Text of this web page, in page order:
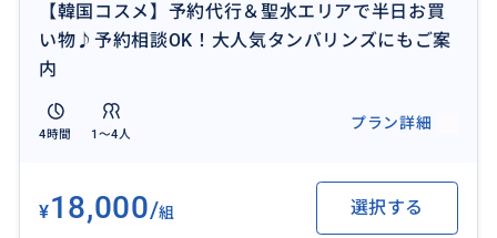
て先にご予約します。
※予約可能な時間：11:00〜1時間ごと *19:00〜が最
終予約時間
※営業時間：10:30〜20:30
※13日前から予約ができ、人気ですぐに埋まってしま
みがおすすめです👀
※ファンデーションなどのオーダーメイドご希望の方
【韓国コスメ】予約代行＆聖水エリアで半日お買
い物♪予約相談OK！大人気タンバリンズにもご案
内
4時間 1〜4人
プラン詳細
¥18,000/組 選択する